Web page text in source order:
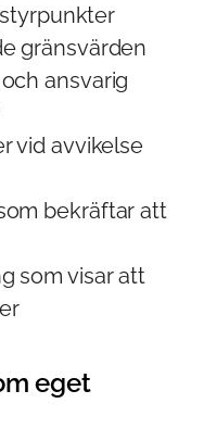
gränsvärden
ansvarig
vid avvikelse
bekräftar att
som visar att
eget